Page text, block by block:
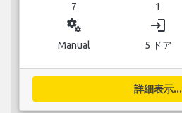
7 1
miscellaneous_services
Manual
login
5 ドア
詳細表示...